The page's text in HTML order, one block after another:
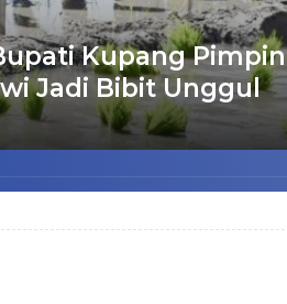
Kupang Pimpin
Jadi Bibit Unggul